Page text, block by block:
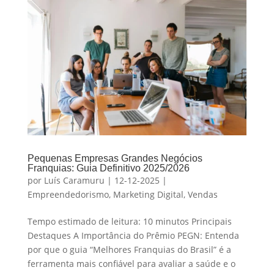
Pequenas Empresas Grandes Negócios
Franquias: Guia Definitivo 2025/2026
por Luís Caramuru | 12-12-2025 |
Empreendedorismo, Marketing Digital, Vendas
Tempo estimado de leitura: 10 minutos Principais
Destaques A Importância do Prêmio PEGN: Entenda
por que o guia “Melhores Franquias do Brasil” é a
ferramenta mais confiável para avaliar a saúde e o